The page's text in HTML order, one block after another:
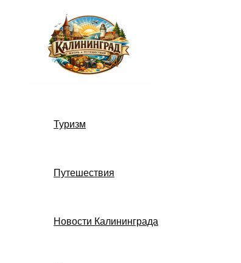
содержимому
Туризм
Путешествия
Новости Калининграда